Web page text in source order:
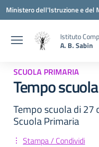
Vai ai contenuti
Vai al menu di navigazione
Vai al footer
Ministero dell'Istruzione e del
Istituto
A. B. Sabin
SCUOLA PRIMARIA
Tempo
Tempo scuola di
Scuola Primaria
Stampa / Condividi